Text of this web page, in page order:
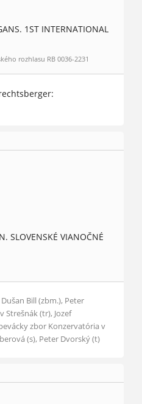
1ST INTERNATIONAL
rozhlasu RB 0036-2231
SLOVENSKÉ VIANOČNÉ
Dušan Bill (zbm.), Peter
Strešnák (tr), Jozef
zbor Konzervatória v
(s), Peter Dvorský (t)